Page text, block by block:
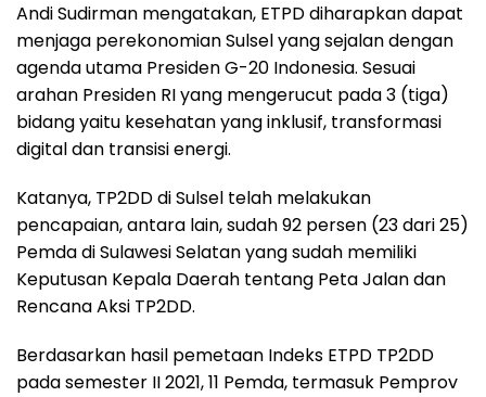
Andi Sudirman mengatakan, ETPD diharapkan dapat
menjaga perekonomian Sulsel yang sejalan dengan
agenda utama Presiden G-20 Indonesia. Sesuai
arahan Presiden RI yang mengerucut pada 3 (tiga)
bidang yaitu kesehatan yang inklusif, transformasi
digital dan transisi energi.
Katanya, TP2DD di Sulsel telah melakukan
pencapaian, antara lain, sudah 92 persen (23 dari 25)
Pemda di Sulawesi Selatan yang sudah memiliki
Keputusan Kepala Daerah tentang Peta Jalan dan
Rencana Aksi TP2DD.
Berdasarkan hasil pemetaan Indeks ETPD TP2DD
pada semester II 2021, 11 Pemda, termasuk Pemprov